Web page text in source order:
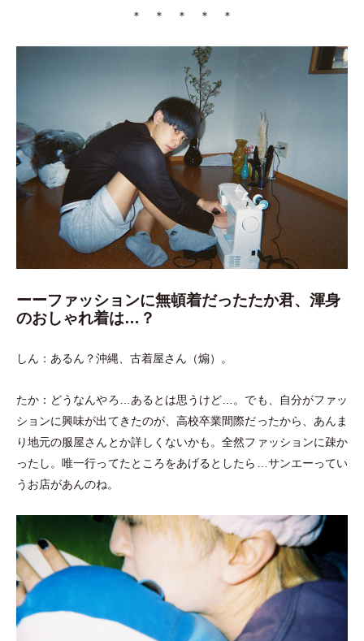
＊ ＊ ＊ ＊ ＊
ーーファッションに無頓着だったたか君、渾身
のおしゃれ着は…？
しん：あるん？沖縄、古着屋さん （煽） 。
たか：どうなんやろ…あるとは思うけど…。でも、自分がファッ
ションに興味が出てきたのが、高校卒業間際だったから、あんま
り地元の服屋さんとか詳しくないかも。全然ファッションに疎か
ったし。唯一行ってたところをあげるとしたら…サンエーってい
うお店があんのね。